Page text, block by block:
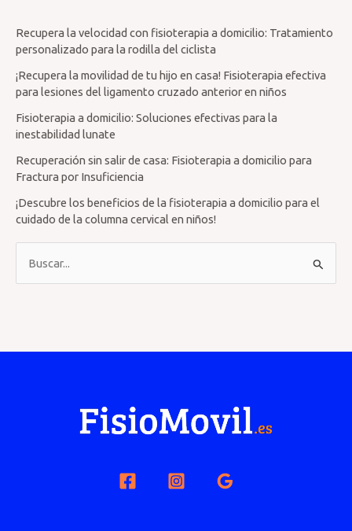
Recupera la velocidad con fisioterapia a domicilio: Tratamiento
personalizado para la rodilla del ciclista
¡Recupera la movilidad de tu hijo en casa! Fisioterapia efectiva
para lesiones del ligamento cruzado anterior en niños
Fisioterapia a domicilio: Soluciones efectivas para la
inestabilidad lunate
Recuperación sin salir de casa: Fisioterapia a domicilio para
Fractura por Insuficiencia
¡Descubre los beneficios de la fisioterapia a domicilio para el
cuidado de la columna cervical en niños!